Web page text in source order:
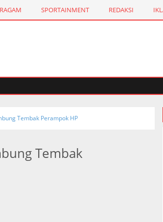
RAGAM SPORTAINMENT REDAKSI
Tembak Perampok HP
Tembak